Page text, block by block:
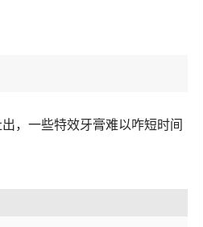
，一些特效牙膏难以咋短时间